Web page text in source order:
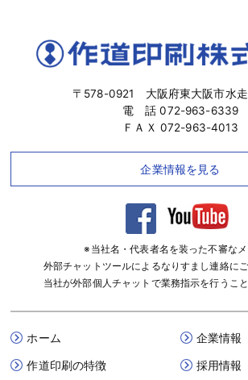
〒578-0921 大阪府東大阪市水
電 話 072-963-6339
ＦＡＸ 072-963-4013
企業情報を見る
※当社名・代表者名を装った不審な
外部チャットツールによるなりすまし連絡にご
当社が外部個人チャットで業務指示を行うこと
ホーム
作道印刷の特徴
企業情報
採用情報